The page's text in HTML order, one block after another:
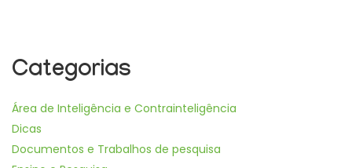
Categorias
Área de Inteligência e Contrainteligência
Dicas
Documentos e Trabalhos de pesquisa